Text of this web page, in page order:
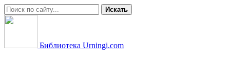
Искать
Библиотека Urningi.com